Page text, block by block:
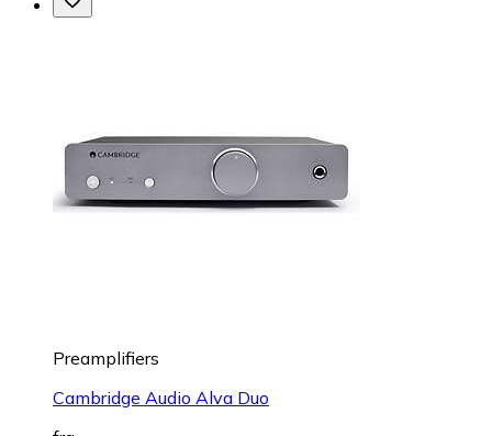
Preamplifiers
Cambridge Audio Alva Duo